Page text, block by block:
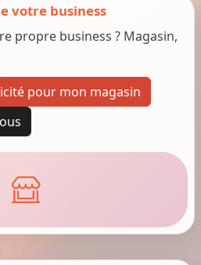
votre business
propre business ? Magasin,
pour mon magasin